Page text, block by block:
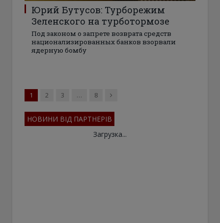
Юрий Бутусов: Турборежим
Зеленского на турботормозе
Под законом о запрете возврата средств
национализированных банков взорвали
ядерную бомбу
1 2 3 … 8 Next
НОВИНИ ВІД ПАРТНЕРІВ
Загрузка...